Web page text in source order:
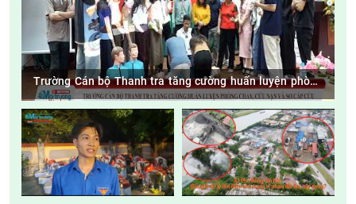
Trường Cán bộ Thanh tra tăng cường huấn luyện phòng
cháy, cứu nạn và sơ cấp cứu